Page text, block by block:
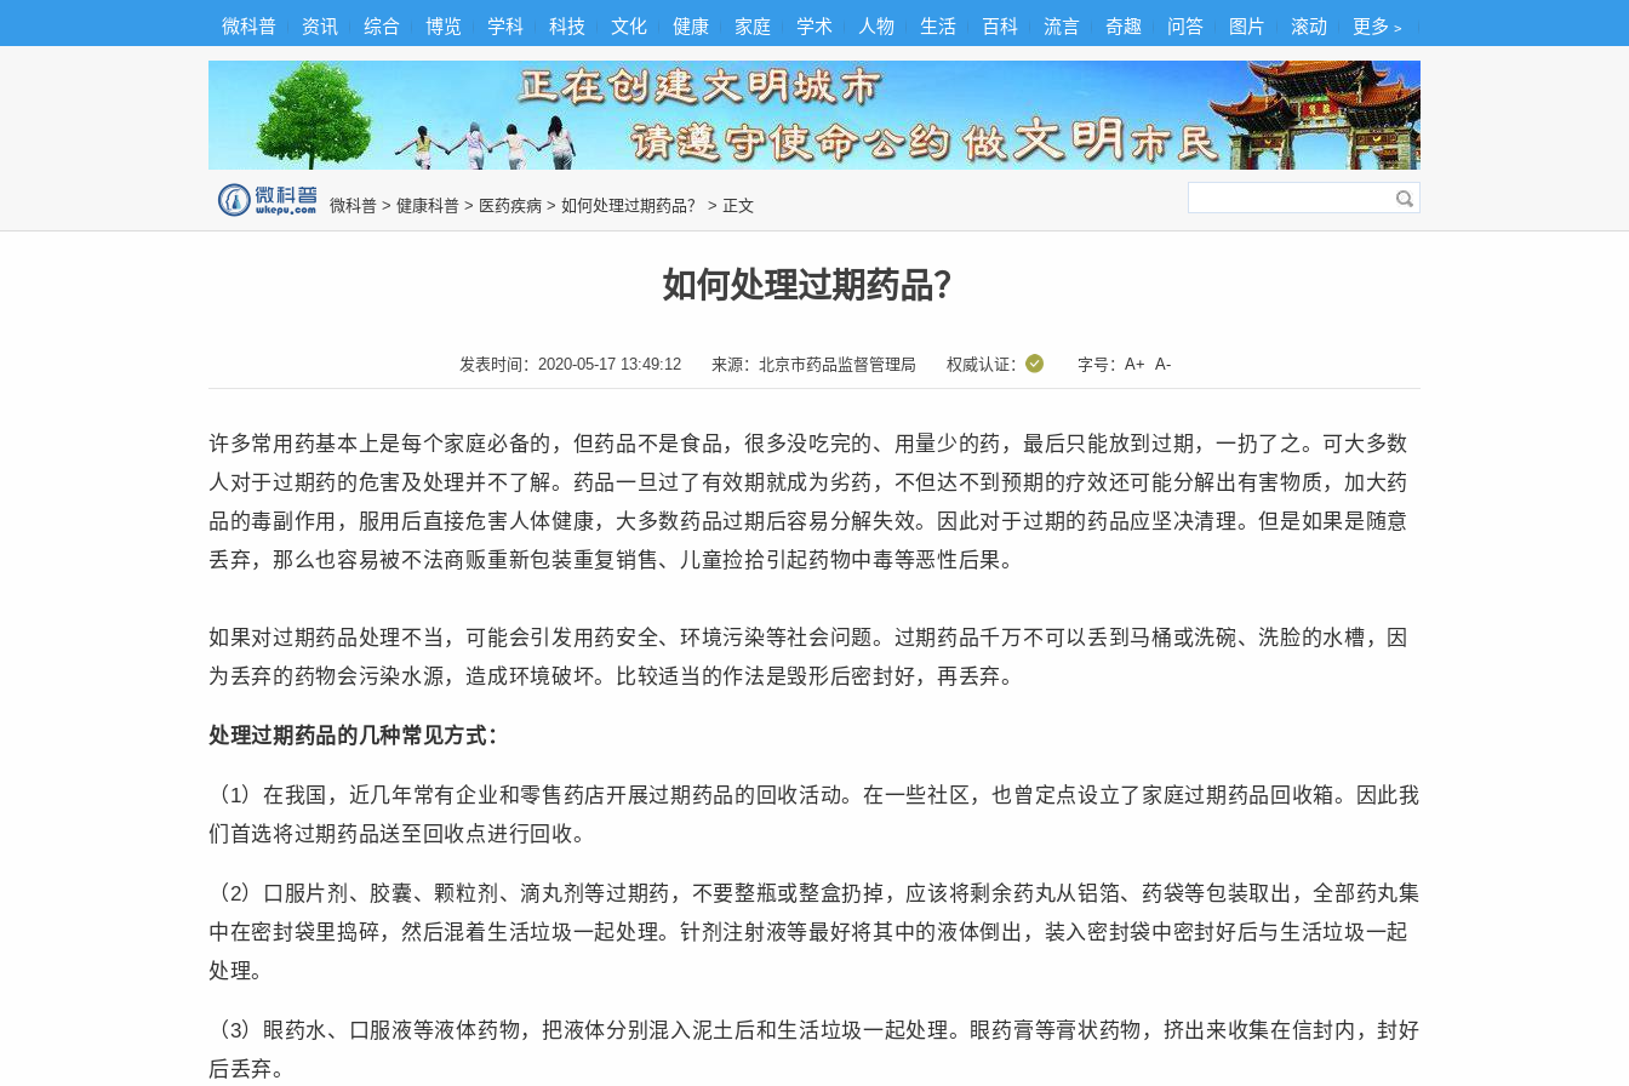
微科普 资讯 综合 博览 学科 科技 文化 健康 家庭 学术 人物 生活 百科 流言 奇趣 问答 图片 滚动 更多﹥
微科普 > 健康科普 > 医药疾病 > 如何处理过期药品？ > 正文
如何处理过期药品？
发表时间： 2020-05-17 13:49:12 来源： 北京市药品监督管理局 权威认证： 字号： A+ A-
许多常用药基本上是每个家庭必备的，但药品不是食品，很多没吃完的、用量少的药，最后只能放到过期，一扔了之。可大多数
人对于过期药的危害及处理并不了解。药品一旦过了有效期就成为劣药，不但达不到预期的疗效还可能分解出有害物质，加大药
品的毒副作用，服用后直接危害人体健康，大多数药品过期后容易分解失效。因此对于过期的药品应坚决清理。但是如果是随意
丢弃，那么也容易被不法商贩重新包装重复销售、儿童捡拾引起药物中毒等恶性后果。
如果对过期药品处理不当，可能会引发用药安全、环境污染等社会问题。过期药品千万不可以丢到马桶或洗碗、洗脸的水槽，因
为丢弃的药物会污染水源，造成环境破坏。比较适当的作法是毁形后密封好，再丢弃。
处理过期药品的几种常见方式：
（1）在我国，近几年常有企业和零售药店开展过期药品的回收活动。在一些社区，也曾定点设立了家庭过期药品回收箱。因此我
们首选将过期药品送至回收点进行回收。
（2）口服片剂、胶囊、颗粒剂、滴丸剂等过期药，不要整瓶或整盒扔掉，应该将剩余药丸从铝箔、药袋等包装取出，全部药丸集
中在密封袋里捣碎，然后混着生活垃圾一起处理。针剂注射液等最好将其中的液体倒出，装入密封袋中密封好后与生活垃圾一起
处理。
（3）眼药水、口服液等液体药物，把液体分别混入泥土后和生活垃圾一起处理。眼药膏等膏状药物，挤出来收集在信封内，封好
后丢弃。